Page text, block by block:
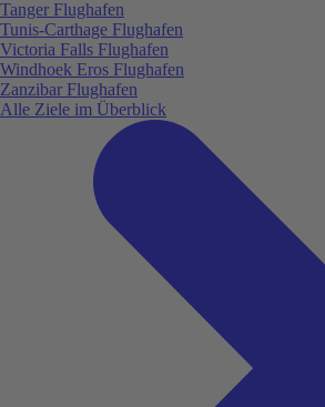
Tanger Flughafen
Tunis-Carthage Flughafen
Victoria Falls Flughafen
Windhoek Eros Flughafen
Zanzibar Flughafen
Alle Ziele im Überblick